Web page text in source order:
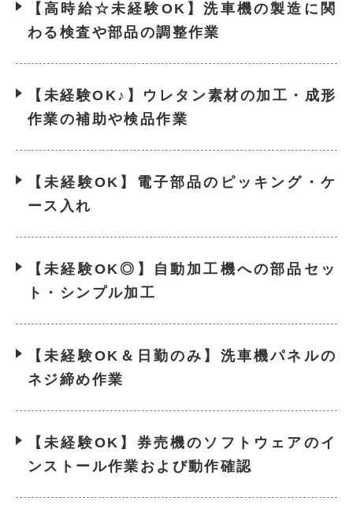
【高時給☆未経験OK】洗車機の製造に関
わる検査や部品の調整作業
【未経験OK♪】ウレタン素材の加工・成形
作業の補助や検品作業
【未経験OK】電子部品のピッキング・ケ
ース入れ
【未経験OK◎】自動加工機への部品セッ
ト・シンプル加工
【未経験OK＆日勤のみ】洗車機パネルの
ネジ締め作業
【未経験OK】券売機のソフトウェアのイ
ンストール作業および動作確認